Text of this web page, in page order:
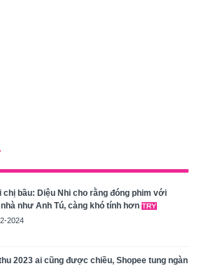
chị bầu: Diệu Nhi cho rằng đóng phim với
như Anh Tú, càng khó tính hơn
2024
2023 ai cũng được chiều, Shopee tung ngàn